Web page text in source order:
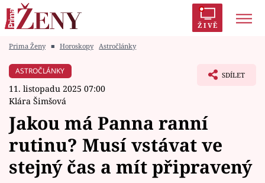
ŽIVĚ
Módní alarm
Témata
Celebrity
Prima Ženy ■ Horoskopy Astročlánky
ASTROČLÁNKY
11. listopadu 2025 07:00
Klára Šimšová
SDÍLET
Jakou má Panna ranní
rutinu? Musí vstávat ve
stejný čas a mít připravený